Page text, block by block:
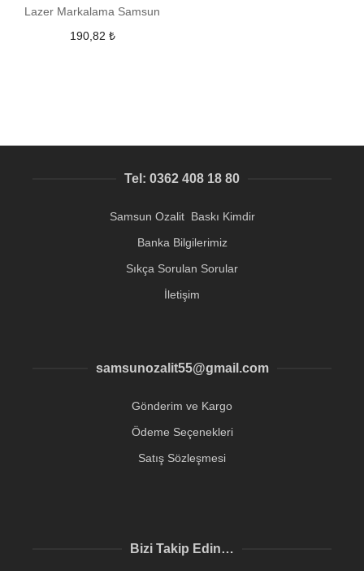
Lazer Markalama Samsun
190,82 ₺
Tel: 0362 408 18 80
Samsun Ozalit Baskı Kimdir
Banka Bilgilerimiz
Sıkça Sorulan Sorular
İletişim
samsunozalit55@gmail.com
Gönderim ve Kargo
Ödeme Seçenekleri
Satış Sözleşmesi
Bizi Takip Edin…